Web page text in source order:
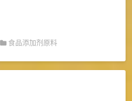
食品添加剂原料